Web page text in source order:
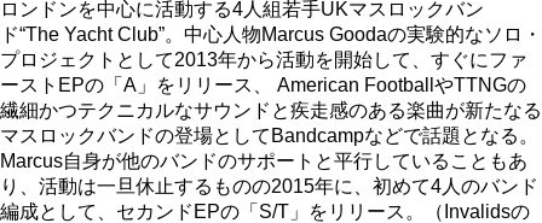
ロンドンを中心に活動する4人組若手UKマスロックバン
ド“The Yacht Club”。中心人物Marcus Goodaの実験的なソロ・
プロジェクトとして2013年から活動を開始して、すぐにファ
ーストEPの「A」をリリース、 American FootballやTTNGの
繊細かつテクニカルなサウンドと疾走感のある楽曲が新たなる
マスロックバンドの登場としてBandcampなどで話題となる。
Marcus自身が他のバンドのサポートと平行していることもあ
り、活動は一旦休止するものの2015年に、初めて4人のバンド
編成として、セカンドEPの「S/T」をリリース。（Invalidsの